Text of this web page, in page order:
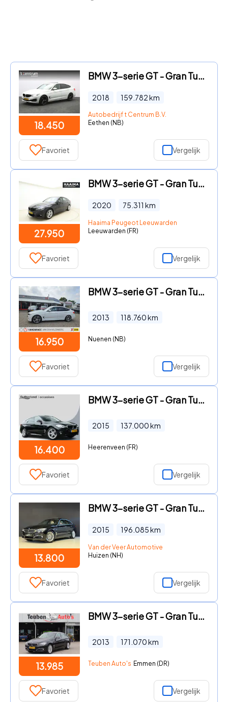
18.450
BMW 3-serie GT - Gran Turismo 320i 184 PK Automaat Executive, Panoramadak, LE
2018 159.782km
Autobedrijf t Centrum B.V.
Eethen (NB)
Favoriet Vergelijk
27.950
BMW 3-serie GT - Gran Turismo 320i High Executive Edition | Lederen bekleding
2020 75.311 km
Haaima Peugeot Leeuwarden
Leeuwarden (FR)
Favoriet Vergelijk
16.950
BMW 3-serie GT - Gran Turismo 328i xDrive High Executive
2013 118.760km
Nuenen (NB)
Favoriet Vergelijk
16.400
BMW 3-serie GT - Gran Turismo 320i Executive M-Sport 183 PK | M Pakket | Trek
2015 137.000km
Heerenveen (FR)
Favoriet Vergelijk
13.800
BMW 3-serie GT - Gran Turismo 320i Luxury | Panoramadak | Leder | Carplay | N
2015 196.085km
Van der Veer Automotive
Huizen (NH)
Favoriet Vergelijk
13.985
BMW 3-serie GT - Gran Turismo 328i High Executive Cruise control, Climate con
2013 171.070km
Teuben Auto's Emmen (DR)
Favoriet Vergelijk